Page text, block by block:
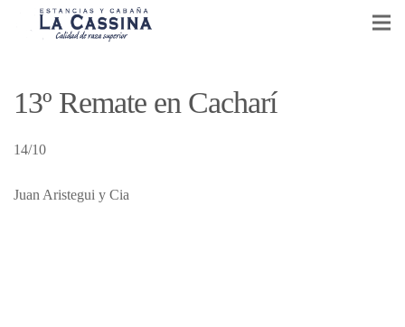
GANADERÍA Y AGRICULTURA
VENTA DE REPRODUCTORES
EVENTOS
13º Remate en Cacharí
14/10
Juan Aristegui y Cia